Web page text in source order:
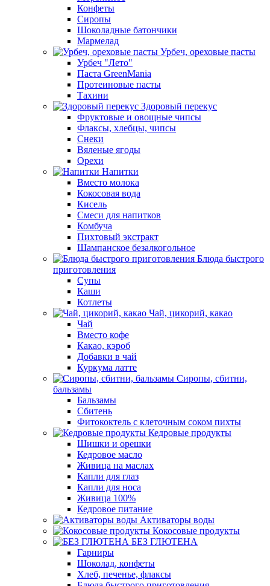
Конфеты
Сиропы
Шоколадные батончики
Мармелад
Урбеч, ореховые пасты
Урбеч "Лето"
Паста GreenMania
Протеиновые пасты
Тахини
Здоровый перекус
Фруктовые и овощные чипсы
Флаксы, хлебцы, чипсы
Снеки
Вяленые ягоды
Орехи
Напитки
Вместо молока
Кокосовая вода
Кисель
Смеси для напитков
Комбуча
Пихтовый экстракт
Шампанское безалкогольное
Блюда быстрого
приготовления
Супы
Каши
Котлеты
Чай, цикорий, какао
Чай
Вместо кофе
Какао, кэроб
Добавки в чай
Куркума латте
Сиропы, сбитни,
бальзамы
Бальзамы
Сбитень
Фитококтель с клеточным соком пихты
Кедровые продукты
Шишки и орешки
Кедровое масло
Живица на маслах
Капли для глаз
Капли для носа
Живица 100%
Кедровое питание
Активаторы воды
Кокосовые продукты
БЕЗ ГЛЮТЕНА
Гарниры
Шоколад, конфеты
Хлеб, печенье, флаксы